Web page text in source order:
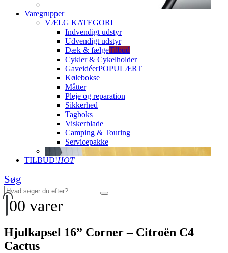
Varegrupper
VÆLG KATEGORI
Indvendigt udstyr
Udvendigt udstyr
Dæk & fælgeTilbud
Cykler & Cykelholder
GaveidéerPOPULÆRT
Kølebokse
Måtter
Pleje og reparation
Sikkerhed
Tagboks
Viskerblade
Camping & Touring
Servicepakke
TILBUD!HOT
Søg
00 varer
Hjulkapsel 16” Corner – Citroën C4
Cactus